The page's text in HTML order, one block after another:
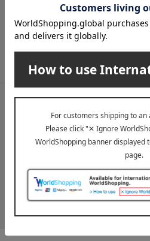
ど、「高島屋オンラインストア」の
たします。
メール
LINE公式ア
高島屋オンラインストアLINE公式ア
名品やお得な最新情報を配信中！